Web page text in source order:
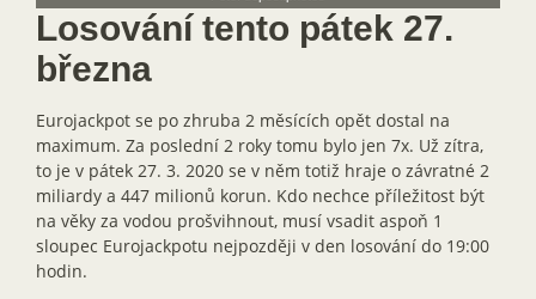
Losování tento pátek 27.
března
Eurojackpot se po zhruba 2 měsících opět dostal na
maximum. Za poslední 2 roky tomu bylo jen 7x. Už zítra,
to je v pátek 27. 3. 2020 se v něm totiž hraje o závratné 2
miliardy a 447 milionů korun. Kdo nechce příležitost být
na věky za vodou prošvihnout, musí vsadit aspoň 1
sloupec Eurojackpotu nejpozději v den losování do 19:00
hodin.